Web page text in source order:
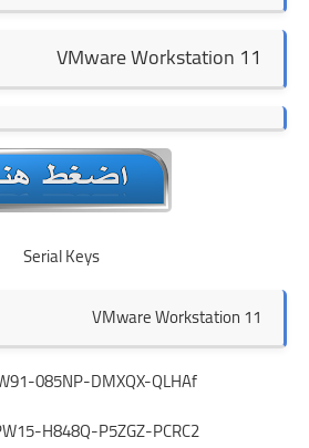
VMware Workstation 11
Serial Keys
VMware Workstation 11
085NP-DMXQX-QLHAf
H848Q-P5ZGZ-PCRC2